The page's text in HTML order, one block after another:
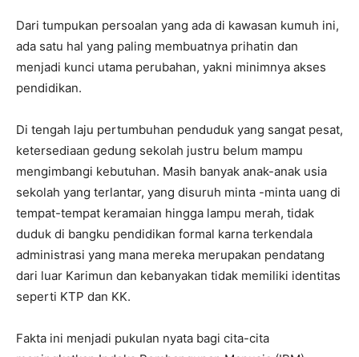
Dari tumpukan persoalan yang ada di kawasan kumuh ini,
ada satu hal yang paling membuatnya prihatin dan
menjadi kunci utama perubahan, yakni minimnya akses
pendidikan.
Di tengah laju pertumbuhan penduduk yang sangat pesat,
ketersediaan gedung sekolah justru belum mampu
mengimbangi kebutuhan. Masih banyak anak-anak usia
sekolah yang terlantar, yang disuruh minta -minta uang di
tempat-tempat keramaian hingga lampu merah, tidak
duduk di bangku pendidikan formal karna terkendala
administrasi yang mana mereka merupakan pendatang
dari luar Karimun dan kebanyakan tidak memiliki identitas
seperti KTP dan KK.
Fakta ini menjadi pukulan nyata bagi cita-cita